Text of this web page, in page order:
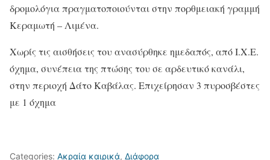
δρομολόγια πραγματοποιούνται στην πορθμειακή γραμμή
Κεραμωτή – Λιμένα.
Χωρίς τις αισθήσεις του ανασύρθηκε ημεδαπός, από Ι.Χ.Ε.
όχημα, συνέπεια της πτώσης του σε αρδευτικό κανάλι,
στην περιοχή Δάτο Καβάλας. Επιχείρησαν 3 πυροσβέστες
με 1 όχημα
Categories: Ακραία καιρικά, Διάφορα